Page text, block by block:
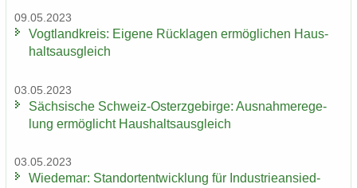
09.05.2023
Vogt­land­kreis: Ei­ge­ne Rück­la­gen er­mög­li­chen Haus­
halts­aus­gleich
03.05.2023
Säch­si­sche Schweiz-​Osterzgebirge: Aus­nah­me­re­ge­
lung er­mög­licht Haus­halts­aus­gleich
03.05.2023
Wie­de­mar: Stand­ort­ent­wick­lung für In­dus­trie­an­sied­